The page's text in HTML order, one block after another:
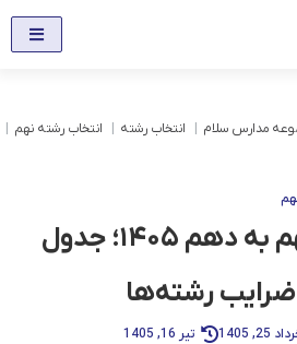
مدارس سلام انتخاب رشته انتخاب رشته نهم
انتخاب رشته نهم به دهم ۱۴۰۵؛ جدول
رشته‌ها
25, 1405 تیر 16, 1405